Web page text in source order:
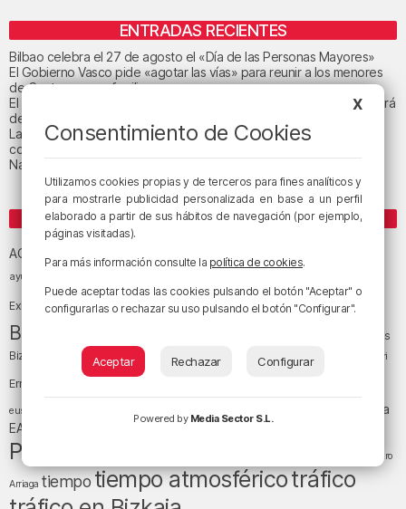
ENTRADAS RECIENTES
Bilbao celebra el 27 de agosto el «Día de las Personas Mayores»
El Gobierno Vasco pide «agotar las vías» para reunir a los menores
de Ceuta con sus familias
El tiempo este miércoles en Bizkaia: nubes en la mitad norte y lloverá
de forma débil
La afiliación a la Seguridad Social en Euskadi se reduce en 2.386
cotizantes
Nace el campeonato “3 HIRIBURUAK LABORAL KUTXA” de BTT
ETIQUETAS
ACB Athletic Club Athletic Club de Bilbao
ayuntamiento de Bilbao
Exhibition Center) Bilbao Bilbao Basket Bizkaia
Bizkaia y sus comarcas
Cáritas
Bizkaia
Deusto Diócesis de Bilbao Egunon Bizkaia Enkarterri
Ernesto Valverde Euskadi (País Vasco)
euskera
LaLiga
EA Sports
música noticias
Política Teatro
Arriaga tiempotiempo atmosféricotráfico
X
Consentimiento de Cookies
Utilizamos cookies propias y de terceros para fines analíticos y
para mostrarle publicidad personalizada en base a un perfil
elaborado a partir de sus hábitos de navegación (por ejemplo,
páginas visitadas).
Para más información consulte la política de cookies.
Puede aceptar todas las cookies pulsando el botón "Aceptar" o
configurarlas o rechazar su uso pulsando el botón "Configurar".
Aceptar Rechazar Configurar
Powered by Media Sector S.L.